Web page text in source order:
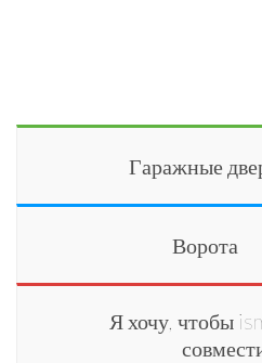
Гаражные
Ворота
Я хочу, чтобы